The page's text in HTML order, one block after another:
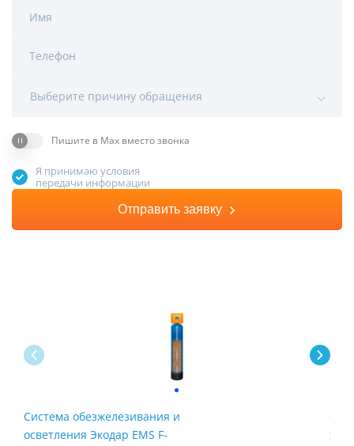
Имя
Телефон
Выберите причину обращения
Пишите в Max вместо звонка
Я принимаю условия
передачи информации
Отправить заявку
Система обезжелезивания и
осветления Экодар EMS F-